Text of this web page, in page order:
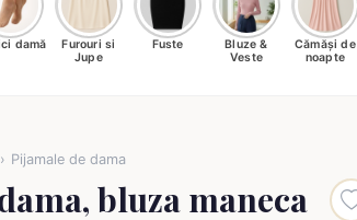
damă
Furouri si
Jupe
Fuste
Bluze &
Veste
Cămăși de
noapte
Pijamale de dama
bluza maneca